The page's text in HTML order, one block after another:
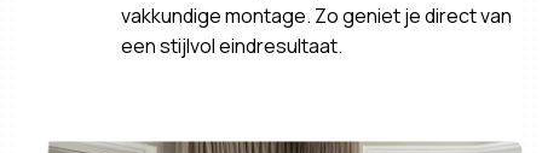
vakkundige montage. Zo geniet je direct van
een stijlvol eindresultaat.